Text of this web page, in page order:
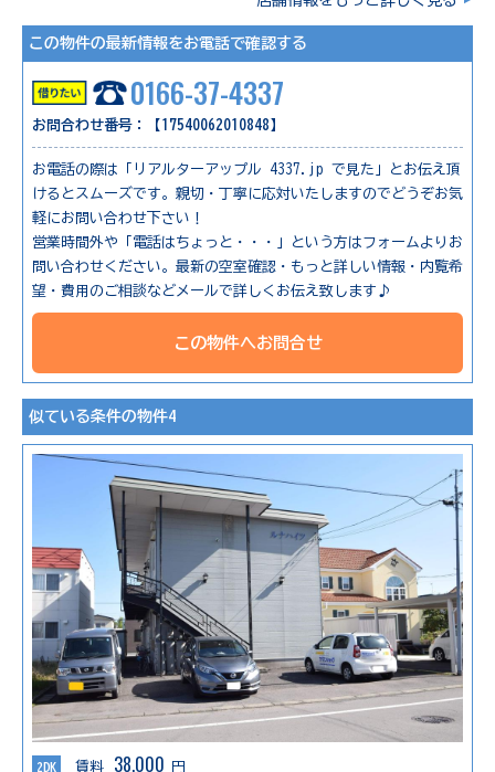
この物件の最新情報をお電話で確認する
0166-37-4337
お問合わせ番号：【17540062010848】
お電話の際は「リアルターアップル 4337.jp で見た」とお伝え頂
けるとスムーズです。親切・丁寧に応対いたしますのでどうぞお気
軽にお問い合わせ下さい！
営業時間外や「電話はちょっと・・・」という方はフォームよりお
問い合わせください。最新の空室確認・もっと詳しい情報・内覧希
望・費用のご相談などメールで詳しくお伝え致します♪
この物件へお問合せ
似ている条件の物件4
2DK 賃料 38,000 円